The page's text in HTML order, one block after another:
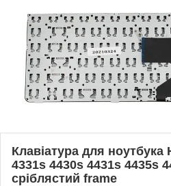
Клавіатура для
4331s 4430s 4431s 4435s
сріблястий frame